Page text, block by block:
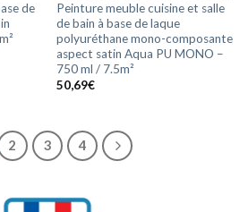
de
Peinture meuble cuisine et salle
de bain à base de laque
polyuréthane mono-composante
aspect satin Aqua PU MONO –
750 ml / 7.5m²
50,69€
2 3 4